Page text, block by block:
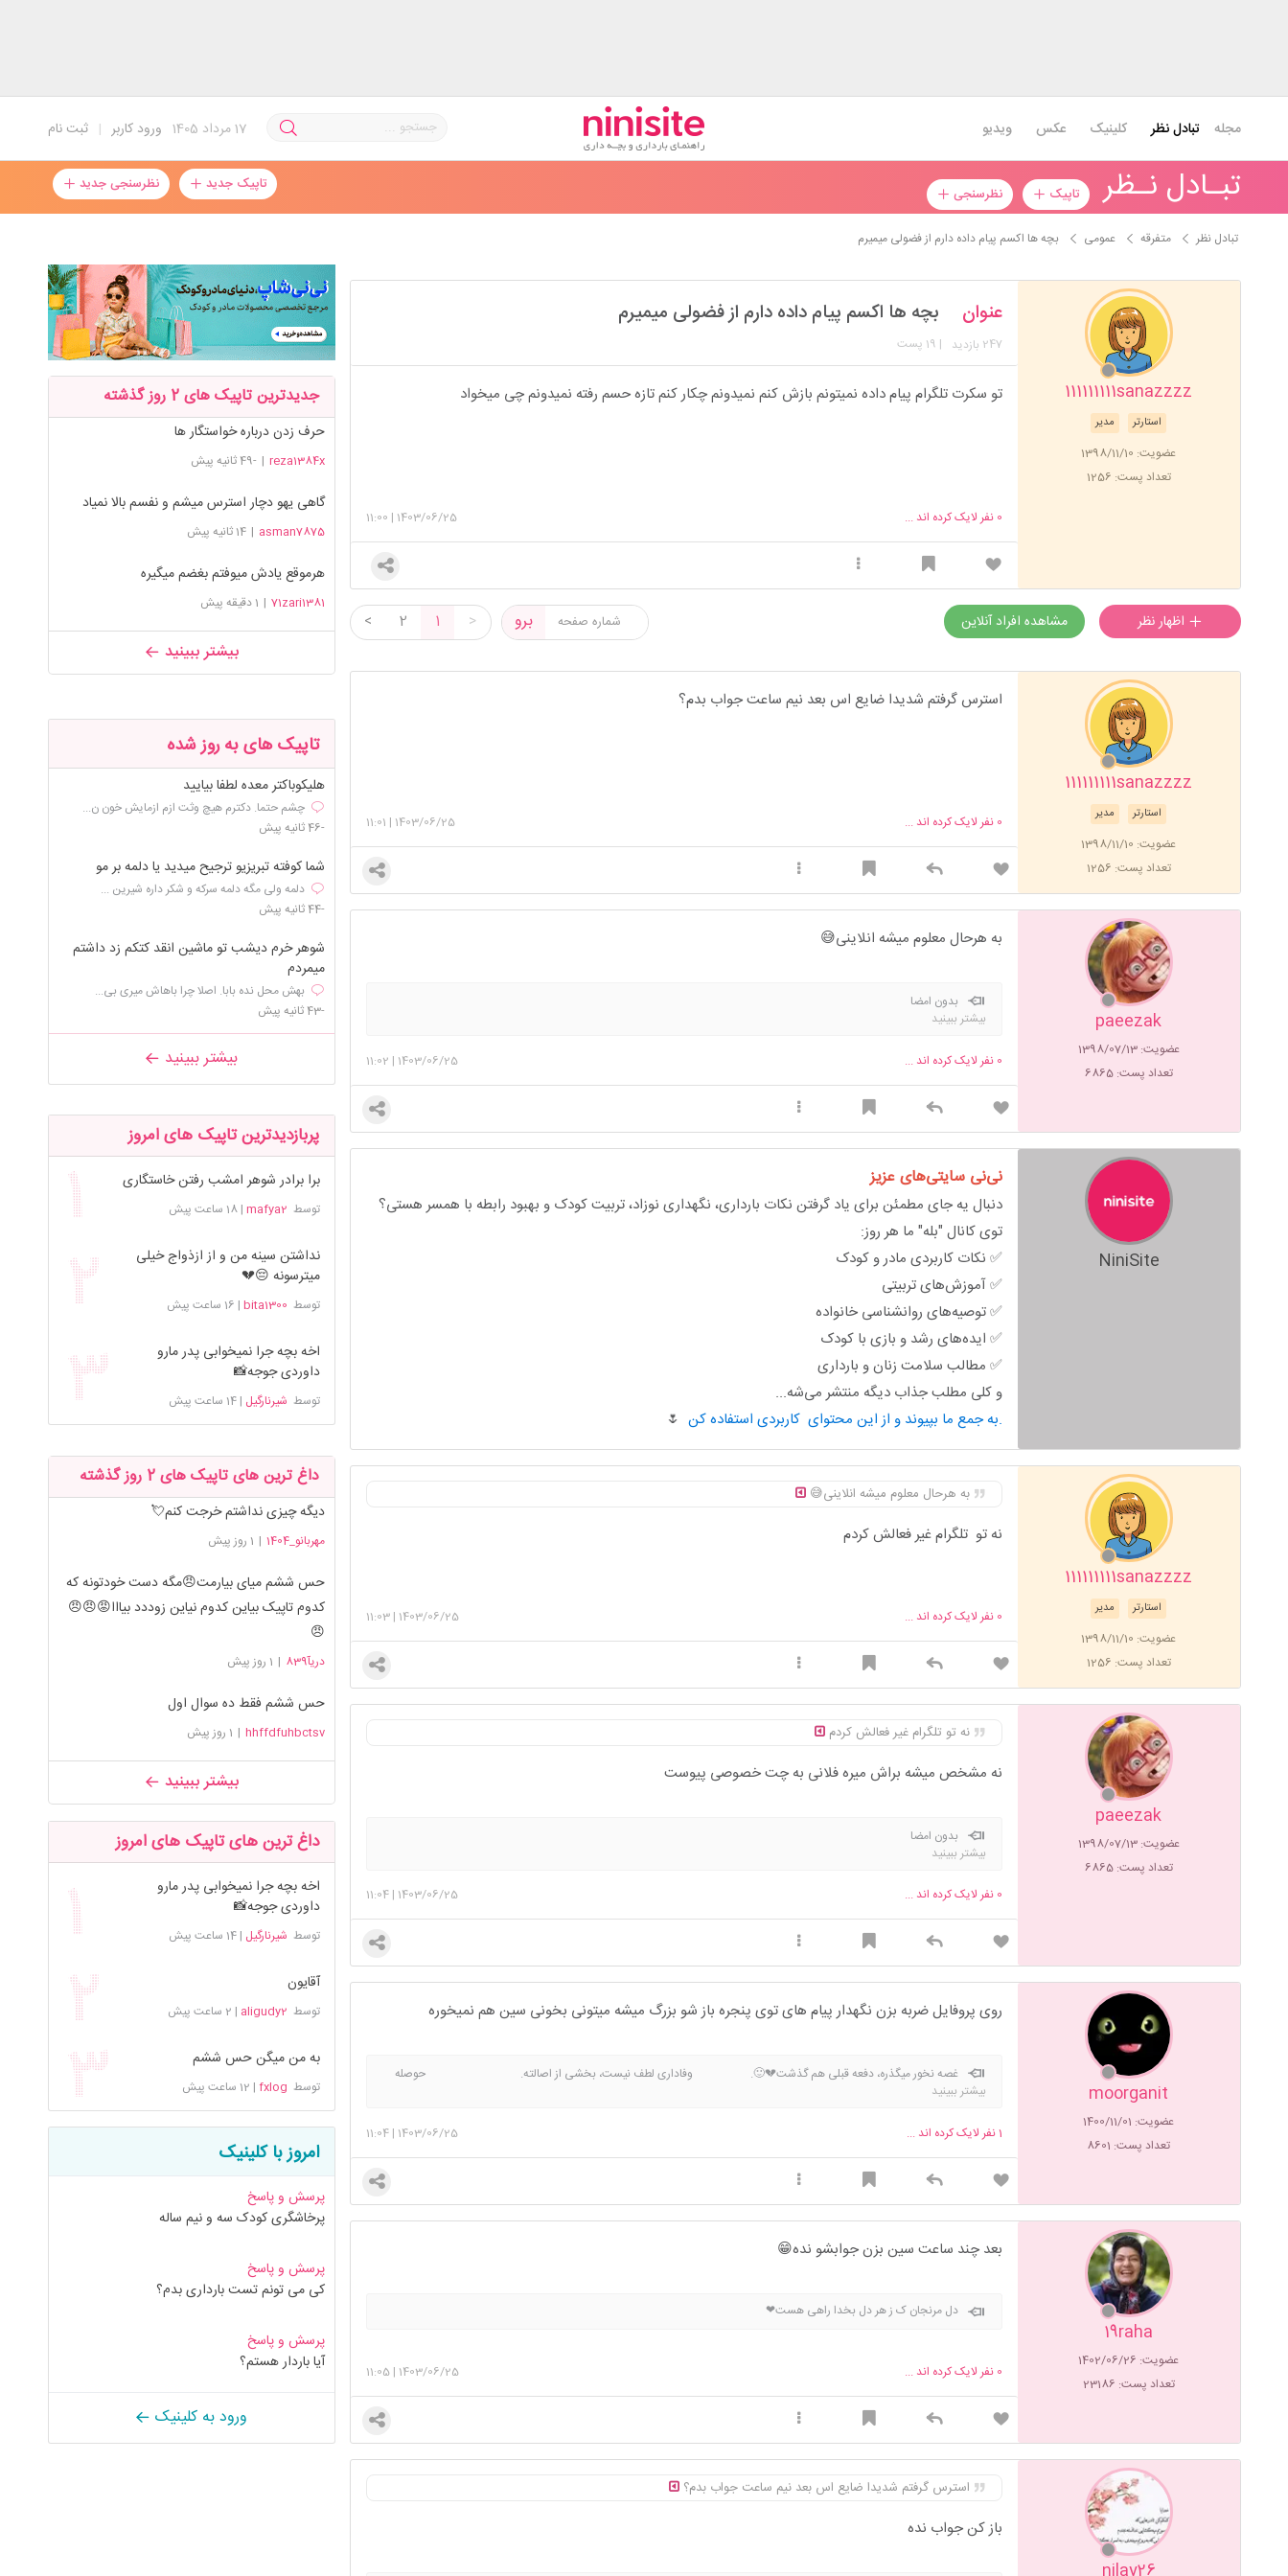
ثبت نام | ورود کاربر 17مرداد 1405 مجله تبادل نظر کلینیک عکس ویدیو
تبـادل نـظر تاپیک نظرسنجی تاپیک جدید نظرسنجی جدید
تبادل نظر متفرقه عمومی بچه ها اکسم پیام داده دارم از فضولی میمیرم
111111111sanazzzz
مدیر استارتر
عضویت: 1398/11/10
تعداد پست: 1256
عنوان بچه ها اکسم پیام داده دارم از فضولی میمیرم
247 بازدید | 19 پست
تو سکرت تلگرام پیام داده نمیتونم بازش کنم نمیدونم چکار کنم تازه حسم رفته نمیدونم چی میخواد
1403/06/25
|
11:00 0 نفر لایک کرده اند ...
>
1
2
< برو مشاهده افراد آنلاین
111111111sanazzzz
مدیر استارتر
عضویت: 1398/11/10
تعداد پست: 1256
استرس گرفتم شدیدا ضایع اس بعد نیم ساعت جواب بدم؟
1403/06/25
|
11:01 0 نفر لایک کرده اند ...
paeezak
عضویت: 1398/07/13
تعداد پست: 6865
به هرحال معلوم میشه انلاینی😅
بدون امضا
بیشتر ببینید
1403/06/25
|
11:02 0 نفر لایک کرده اند ...
NiniSite
نی‌نی سایتی‌های عزیز
دنبال یه جای مطمئن برای یاد گرفتن نکات بارداری، نگهداری نوزاد، تربیت کودک و بهبود رابطه با همسر هستی؟
توی کانال "بله" ما هر روز:
✅ نکات کاربردی مادر و کودک
✅ آموزش‌های تربیتی
✅ توصیه‌های روانشناسی خانواده
✅ ایده‌های رشد و بازی با کودک
✅ مطالب سلامت زنان و بارداری
و کلی مطلب جذاب دیگه منتشر می‌شه...
به جمع ما بپیوند و از این محتوای کاربردی استفاده کن.
🌷
111111111sanazzzz
مدیر استارتر
عضویت: 1398/11/10
تعداد پست: 1256
به هرحال معلوم میشه انلاینی😅
نه تو تلگرام غیر فعالش کردم
1403/06/25
|
11:03 0 نفر لایک کرده اند ...
paeezak
عضویت: 1398/07/13
تعداد پست: 6865
نه تو تلگرام غیر فعالش کردم
نه مشخص میشه براش میره فلانی به چت خصوصی پیوست
بدون امضا
بیشتر ببینید
1403/06/25
|
11:04 0 نفر لایک کرده اند ...
moorganit
عضویت: 1400/11/01
تعداد پست: 8601
روی پروفایل ضربه بزن نگهدار پیام های توی پنجره باز شو بزرگ میشه میتونی بخونی سین هم نمیخوره
غصه نخور میگذره، دفعه قبلی هم گذشت💔🙂. وفاداری لطف نیست، بخشی از اصالته. حوصله
توضیح و فهموندن حرف هام بهتون رو ندارم اگه با من هم عقیده نیستی لطفا رو‌پیامم ریپلی نزن👍
بیشتر ببینید
1403/06/25
|
11:04 1نفر لایک کرده اند ...
19raha
عضویت: 1402/06/26
تعداد پست: 23186
بعد چند ساعت سین بزن جوابشو نده😁
دل مرنجان ک ز هر دل بخدا راهی هست❤
1403/06/25
|
11:05 0 نفر لایک کرده اند ...
استرس گرفتم شدیدا ضایع اس بعد نیم ساعت جواب بدم؟
باز کن جواب نده
جدیدترین تاپیک های 2 روز گذشته
حرف زدن درباره خواستگار ها
reza1384x
| -49 ثانیه پیش
گاهی یهو دچار استرس میشم و نفسم بالا نمیاد
asman7875
| 14 ثانیه پیش
هرموقع یادش میوفتم بغضم میگیره
71zari1381
| 1 دقیقه پیش
بیشتر ببینید
تاپیک های به روز شده
هلیکوباکتر معده لطفا بیایید
چشم حتما. دکترم هیچ وثت ازم ازمایش خون ن...
-46 ثانیه پیش
شما کوفته تبریزیو ترجیح میدید یا دلمه بر مو
دلمه ولی مگه دلمه سرکه و شکر داره شیرین ...
-44 ثانیه پیش
شوهر خرم دیشب تو ماشین انقد کتکم زد داشتم
میمردم
بهش محل نده بابا. اصلا چرا باهاش میری بی...
-43 ثانیه پیش
بیشتر ببینید
پربازدیدترین تاپیک های امروز
برا برادر شوهر امشب رفتن خاستگاری
توسط mafya2
|18 ساعت پیش
نداشتن سینه من و از ازذواج خیلی
میترسونه 😔💔
توسط bita1300
| 16 ساعت پیش
اخه بچه جرا نمیخوابی پدر مارو
داوردی جوجه📸
توسط شیرنارگیل |14 ساعت پیش
داغ ترین های تاپیک های 2 روز گذشته
دیگه چیزی نداشتم خرجت کنم💘
مهربانو_1404 | 1 روز پیش
حس ششم میای بیارمت😠مگه دست خودتونه که
کدوم تاپیک بیاین کدوم نیاین زوددد بیااا😡😠😠
😠
دریآ839 | 1 روز پیش
حس ششم فقط ده سوال اول
hhffdfuhbctsv
| 1 روز پیش
بیشتر ببینید
داغ ترین های تاپیک های امروز
اخه بچه جرا نمیخوابی پدر مارو
داوردی جوجه📸
توسط شیرنارگیل |14 ساعت پیش
آقایون
توسط aligudy2
| 2 ساعت پیش
به من میگن حس ششم
توسط fxlog
| 12 ساعت پیش
امروز با کلینیک
پرسش و پاسخ
پرخاشگری کودک سه و نیم ساله
پرسش و پاسخ
کی می تونم تست بارداری بدم؟
پرسش و پاسخ
آیا باردار هستم؟
ورود به کلینیک